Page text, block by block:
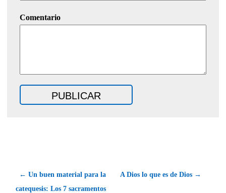
Comentario
← Un buen material para la
catequesis: Los 7 sacramentos
A Dios lo que es de Dios →